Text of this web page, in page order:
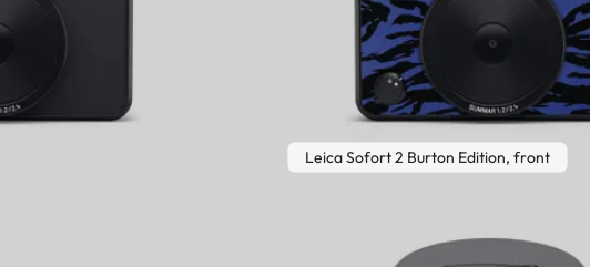
Leica Sofort 2 Burton Edition, front